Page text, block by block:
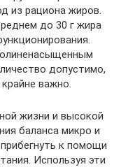
из рациона жиров.
до 30 г жира
допустимо,
важно.
жизни и высокой
баланса микро и
к помощи
Используя эти